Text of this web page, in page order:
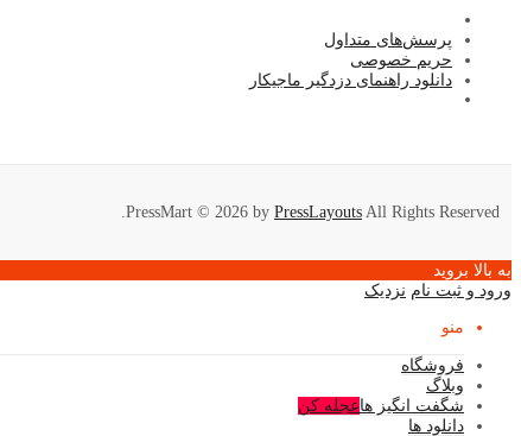
پرسش‌های متداول
حریم خصوصی
دانلود راهنمای دزدگیر ماجیکار
PressMart © 2026 by PressLayouts All Rights Reserved.
به بالا بروید
ورود و ثبت نام نزدیک
منو
فروشگاه
وبلاگ
شگفت انگیز هاعجله کن
دانلود ها